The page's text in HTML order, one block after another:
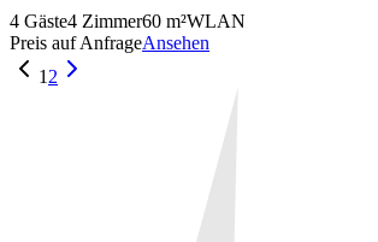
4 Gäste4 Zimmer60 m²WLAN
Preis auf AnfrageAnsehen
12